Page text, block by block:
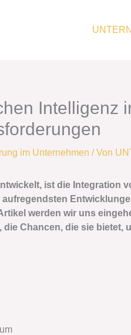
Intelligenz
im Unternehmen / Von
ist die Integration
werden wir uns
Chancen, die sie bietet,